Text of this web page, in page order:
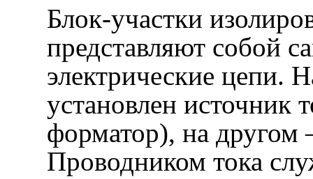
Блок-участки
представляют собой
электрические цепи.
установлен источник
форматор), на
Проводником тока